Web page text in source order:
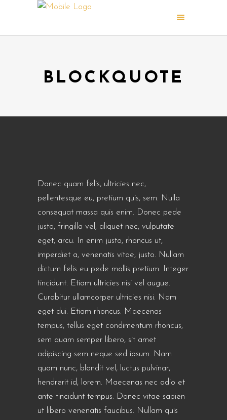
BLOCKQUOTE
Donec quam felis, ultricies nec,
pellentesque eu, pretium quis, sem. Nulla
consequat massa quis enim. Donec pede
justo, fringilla vel, aliquet nec, vulputate
eget, arcu. In enim justo, rhoncus ut,
imperdiet a, venenatis vitae, justo. Nullam
dictum felis eu pede mollis pretium. Integer
tincidunt. Etiam ultricies nisi vel augue.
Curabitur ullamcorper ultricies nisi. Nam
eget dui. Etiam rhoncus. Maecenas
tempus, tellus eget condimentum rhoncus,
sem quam semper libero, sit amet
adipiscing sem neque sed ipsum. Nam
quam nunc, blandit vel, luctus pulvinar,
hendrerit id, lorem. Maecenas nec odio et
ante tincidunt tempus. Donec vitae sapien
ut libero venenatis faucibus. Nullam quis